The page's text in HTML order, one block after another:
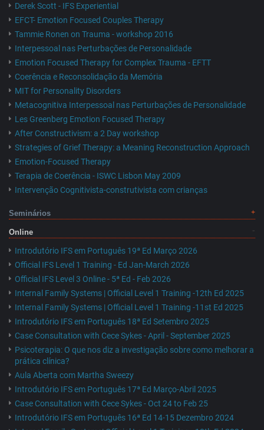
Derek Scott - IFS Experiential
EFCT- Emotion Focused Couples Therapy
Tammie Ronen on Trauma - workshop 2016
Interpessoal nas Perturbações de Personalidade
Emotion Focused Therapy for Complex Trauma - EFTT
Coerência e Reconsolidação da Memória
MIT for Personality Disorders
Metacognitiva Interpessoal nas Perturbações de Personalidade
Les Greenberg Emotion Focused Therapy
After Constructivism: a 2 Day workshop
Strategies of Grief Therapy: a Meaning Reconstruction Approach
Emotion-Focused Therapy
Terapia de Coerência - ISWC Lisbon May 2009
Intervenção Cognitivista-construtivista com crianças
Seminários
Online
Introdutório IFS em Português 19ª Ed Março 2026
Official IFS Level 1 Training - Ed Jan-March 2026
Official IFS Level 3 Online - 5ª Ed - Feb 2026
Internal Family Systems | Official Level 1 Training -12th Ed 2025
Internal Family Systems | Official Level 1 Training -11st Ed 2025
Introdutório IFS em Português 18ª Ed Setembro 2025
Case Consultation with Cece Sykes - April - September 2025
Psicoterapia: O que nos diz a investigação sobre como melhorar a
prática clínica?
Aula Aberta com Martha Sweezy
Introdutório IFS em Português 17ª Ed Março-Abril 2025
Case Consultation with Cece Sykes - Oct 24 to Feb 25
Introdutório IFS em Português 16ª Ed 14-15 Dezembro 2024